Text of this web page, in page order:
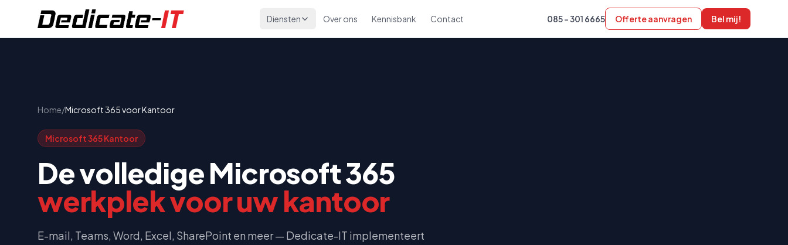
Diensten Over ons Kennisbank Contact 085 - 301 6665 Offerte aanvragen Bel mij!
Home/Microsoft 365 voor Kantoor
Microsoft 365 Kantoor
De volledige Microsoft 365
werkplek voor uw kantoor
E-mail, Teams, Word, Excel, SharePoint en meer — Dedicate-IT implementeert